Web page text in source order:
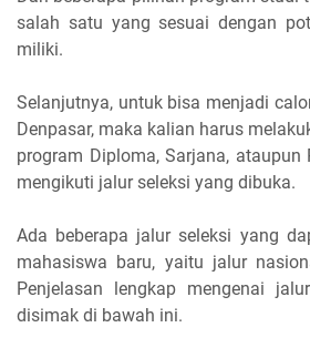
salah satu yang sesuai dengan
miliki.
Selanjutnya, untuk bisa menjadi
Denpasar, maka kalian harus
program Diploma, Sarjana, ataupun
mengikuti jalur seleksi yang dibuka.
Ada beberapa jalur seleksi yang
mahasiswa baru, yaitu jalur
Penjelasan lengkap mengenai
disimak di bawah ini.